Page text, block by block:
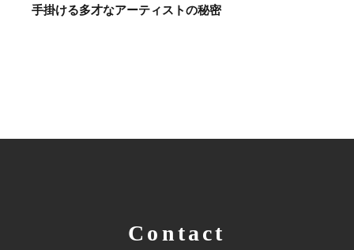
手掛ける多才なアーティストの秘密
Contact